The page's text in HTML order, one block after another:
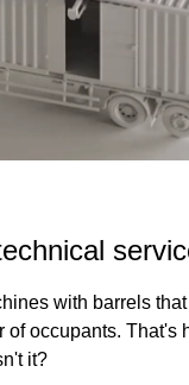
with barrels
of occupants. That's
it?